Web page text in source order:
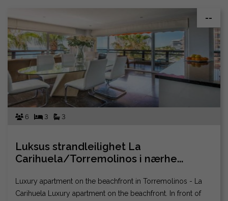
--
6 3 3
Luksus strandleilighet La
Carihuela/Torremolinos i nærhe...
Luxury apartment on the beachfront in Torremolinos - La
Carihuela Luxury apartment on the beachfront. In front of